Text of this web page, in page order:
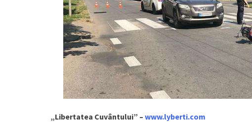
„Libertatea Cuvântului” – www.lyberti.com